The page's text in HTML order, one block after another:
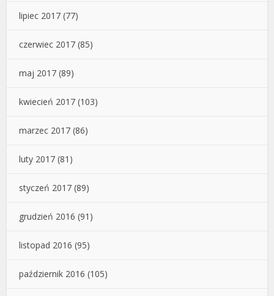
lipiec 2017 (77)
czerwiec 2017 (85)
maj 2017 (89)
kwiecień 2017 (103)
marzec 2017 (86)
luty 2017 (81)
styczeń 2017 (89)
grudzień 2016 (91)
listopad 2016 (95)
październik 2016 (105)